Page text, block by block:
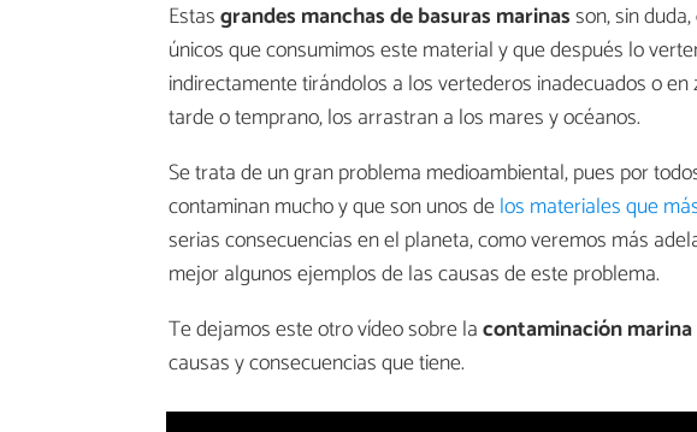
Estasgrandes manchas de basuras marinasson, sin duda,
únicos que consumimos este material y que después lo
indirectamente tirándolos a los vertederos inadecuados o
tarde o temprano, los arrastran a los mares y océanos.
Se trata de un gran problema medioambiental, pues por
contaminan mucho y que son unos delos materiales que
serias consecuencias en el planeta, como veremos más
mejor algunos ejemplos de las causas de este problema.
Te dejamos este otro vídeo sobre lacontaminación marina
causas y consecuencias que tiene.